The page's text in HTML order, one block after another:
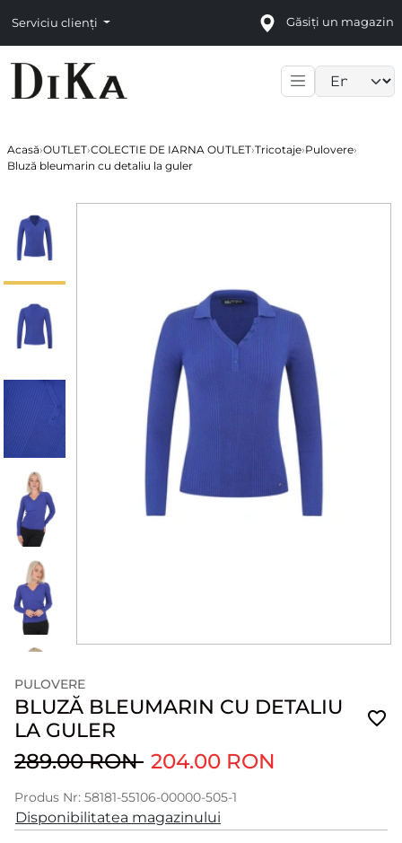
Serviciu clienți Găsiți un magazin
Acasă›OUTLET›COLECTIE DE IARNA OUTLET›Tricotaje›Pulovere›
Bluză bleumarin cu detaliu la guler
PULOVERE
BLUZĂ BLEUMARIN CU DETALIU
LA GULER
289.00 RON 204.00 RON
Produs Nr: 58181-55106-00000-505-1
Disponibilitatea magazinului